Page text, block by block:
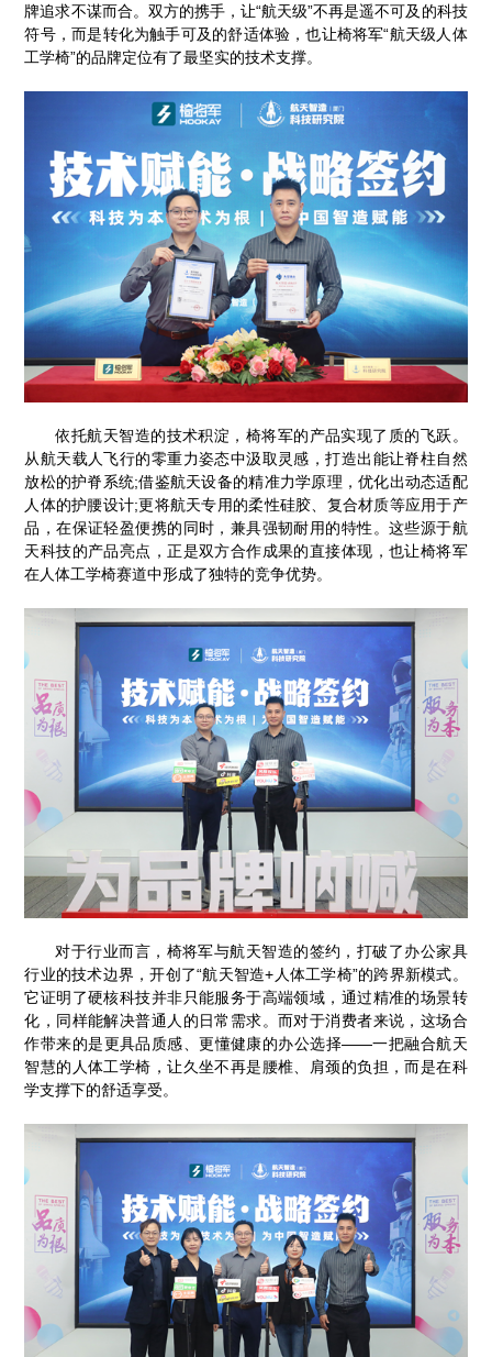
牌追求不谋而合。双方的携手，让“航天级”不再是遥不可及的科技
符号，而是转化为触手可及的舒适体验，也让椅将军“航天级人体
工学椅”的品牌定位有了最坚实的技术支撑。
依托航天智造的技术积淀，椅将军的产品实现了质的飞跃。
从航天载人飞行的零重力姿态中汲取灵感，打造出能让脊柱自然
放松的护脊系统;借鉴航天设备的精准力学原理，优化出动态适配
人体的护腰设计;更将航天专用的柔性硅胶、复合材质等应用于产
品，在保证轻盈便携的同时，兼具强韧耐用的特性。这些源于航
天科技的产品亮点，正是双方合作成果的直接体现，也让椅将军
在人体工学椅赛道中形成了独特的竞争优势。
对于行业而言，椅将军与航天智造的签约，打破了办公家具
行业的技术边界，开创了“航天智造+人体工学椅”的跨界新模式。
它证明了硬核科技并非只能服务于高端领域，通过精准的场景转
化，同样能解决普通人的日常需求。而对于消费者来说，这场合
作带来的是更具品质感、更懂健康的办公选择——一把融合航天
智慧的人体工学椅，让久坐不再是腰椎、肩颈的负担，而是在科
学支撑下的舒适享受。